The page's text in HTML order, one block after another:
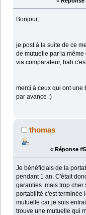
Bonjour,
je post à la suite de ce
de mutuelle par la
via comparateur, bah
merci à ceux qui ont une
par avance :)
thomas
« Réponse
Je bénéficiais de la
pendant 1 an. C'était
garanties mais trop cher
portabilité c'est terminée
mutuelle car je suis
trouve une mutuelle qui